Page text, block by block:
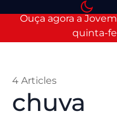
Ouça agora a
quinta-
chuva
4 Articles